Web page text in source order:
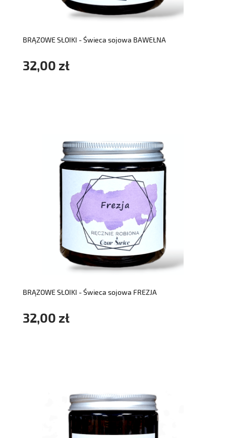
BRĄZOWE SŁOIKI - Świeca sojowa BAWEŁNA
32,00 zł
BRĄZOWE SŁOIKI - Świeca sojowa FREZJA
32,00 zł
do koszyka